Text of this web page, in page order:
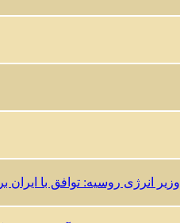
وزیر انرژی روسیه: توافق با ایران برای فروش ۱۲ فروند هواپیمای